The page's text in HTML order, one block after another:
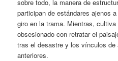
sobre todo, la manera de
participan de estándares ajenos
giro en la trama. Mientras,
obsesionado con retratar el
tras el desastre y los vínculos
anteriores.